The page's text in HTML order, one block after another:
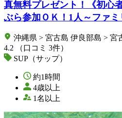
真無料プレゼント！《初心
ぶら参加ＯＫ！1人～ファ
沖縄県 > 宮古島 伊良部島 > 宮
4.2
（口コミ 3件）
SUP（サップ）
約1時間
4歳以上
1名以上